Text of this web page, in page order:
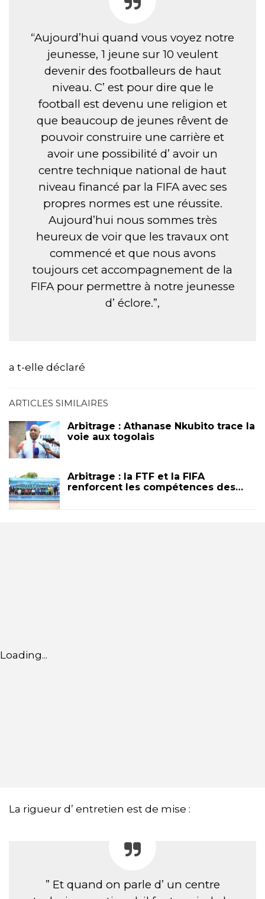
“Aujourd’hui quand vous voyez notre
jeunesse, 1 jeune sur 10 veulent
devenir des footballeurs de haut
niveau. C’ est pour dire que le
football est devenu une religion et
que beaucoup de jeunes rêvent de
pouvoir construire une carrière et
avoir une possibilité d’ avoir un
centre technique national de haut
niveau financé par la FIFA avec ses
propres normes est une réussite.
Aujourd’hui nous sommes très
heureux de voir que les travaux ont
commencé et que nous avons
toujours cet accompagnement de la
FIFA pour permettre à notre jeunesse
d’ éclore.”,
a t-elle déclaré
ARTICLES SIMILAIRES
Arbitrage : Athanase Nkubito trace la
voie aux togolais
Arbitrage : la FTF et la FIFA
renforcent les compétences des…
Loading...
La rigueur d’ entretien est de mise :
” Et quand on parle d’ un centre